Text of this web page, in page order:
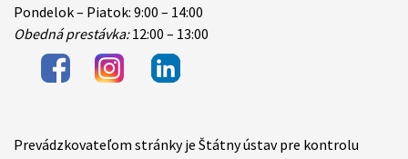
Pondelok – Piatok: 9:00 – 14:00
Obedná prestávka:12:00 – 13:00
Items
Prevádzkovateľom stránky je Štátny ústav pre kontrolu